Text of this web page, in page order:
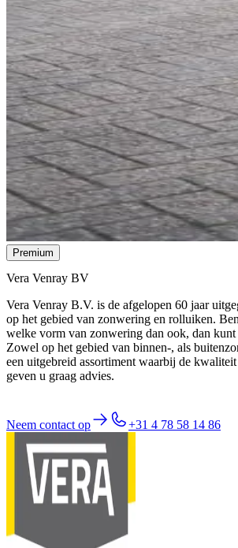
Premium
Vera Venray BV
Vera Venray B.V. is de afgelopen 60 jaar
op het gebied van zonwering en rolluiken.
welke vorm van zonwering dan ook, dan kunt
Zowel op het gebied van binnen-, als
een uitgebreid assortiment waarbij de
geven u graag advies.
Neem contact op +31 4 78 58 14 86